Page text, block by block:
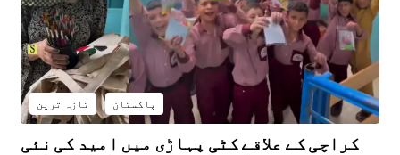
پاکستان تازہ ترین
کراچی کے علاقے کٹی پہاڑی میں امید کی نئی